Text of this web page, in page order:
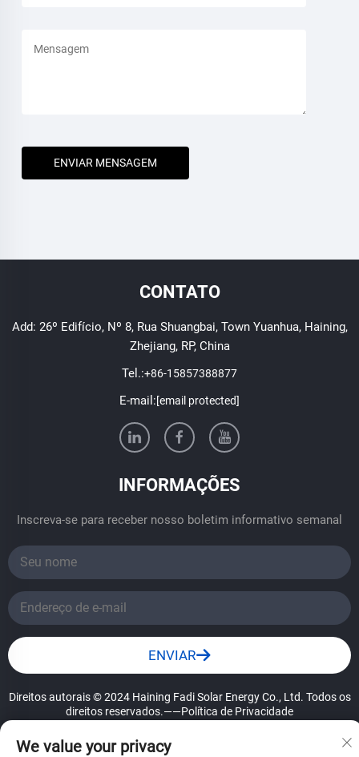
ENVIAR MENSAGEM
CONTATO
Add: 26º Edifício, Nº 8, Rua Shuangbai, Town Yuanhua, Haining,
Zhejiang, RP, China
Tel.:+86-15857388877
E-mail:[email protected]
INFORMAÇÕES
Inscreva-se para receber nosso boletim informativo semanal
ENVIAR
Direitos autorais © 2024 Haining Fadi Solar Energy Co., Ltd. Todos os
direitos reservados.——Política de Privacidade
We value your privacy